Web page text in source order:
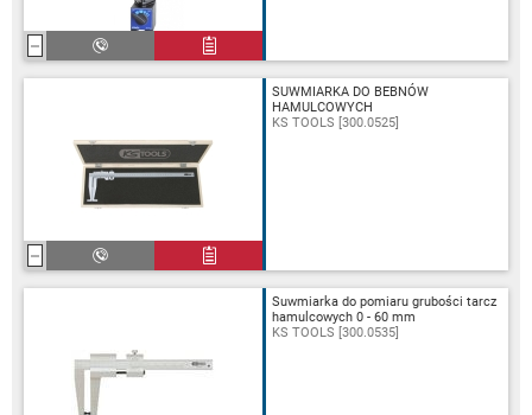
SUWMIARKA DO BEBNÓW
HAMULCOWYCH
KS TOOLS [300.0525]
Suwmiarka do pomiaru grubości tarcz
hamulcowych 0 - 60 mm
KS TOOLS [300.0535]